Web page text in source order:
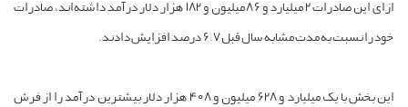
ازای این صادرات 2 میلیارد و 86 میلیون و 182 هزار دلار درآمد داشته‌اند، صادرات
خود را نسبت به مدت مشابه سال قبل 6.7 درصد افزایش دادند.
این بخش با یک میلیارد و 628 میلیون و 408 هزار دلار بیشترین درآمد را از فرش